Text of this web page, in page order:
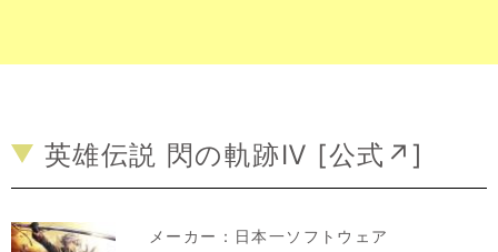
英雄伝説 閃の軌跡Ⅳ [公式↗]
メーカー： 日本一ソフトウェア